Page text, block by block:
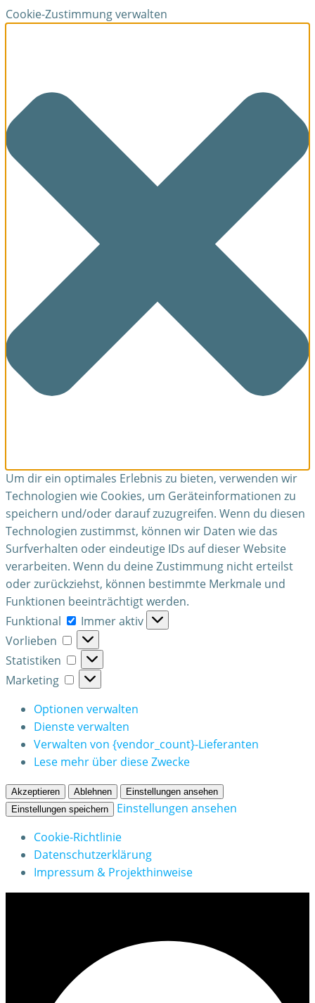
Cookie-Zustimmung verwalten
Um dir ein optimales Erlebnis zu bieten, verwenden wir
Technologien wie Cookies, um Geräteinformationen zu
speichern und/oder darauf zuzugreifen. Wenn du diesen
Technologien zustimmst, können wir Daten wie das
Surfverhalten oder eindeutige IDs auf dieser Website
verarbeiten. Wenn du deine Zustimmung nicht erteilst
oder zurückziehst, können bestimmte Merkmale und
Funktionen beeinträchtigt werden.
Funktional
Funktional
Immer aktiv
Vorlieben
Vorlieben
Statistiken
Statistiken
Marketing
Marketing
Optionen verwalten
Dienste verwalten
Verwalten von {vendor_count}-Lieferanten
Lese mehr über diese Zwecke
Akzeptieren Ablehnen
Einstellungen ansehen
Einstellungen speichern
Einstellungen ansehen
Cookie-Richtlinie
Datenschutzerklärung
Impressum & Projekthinweise